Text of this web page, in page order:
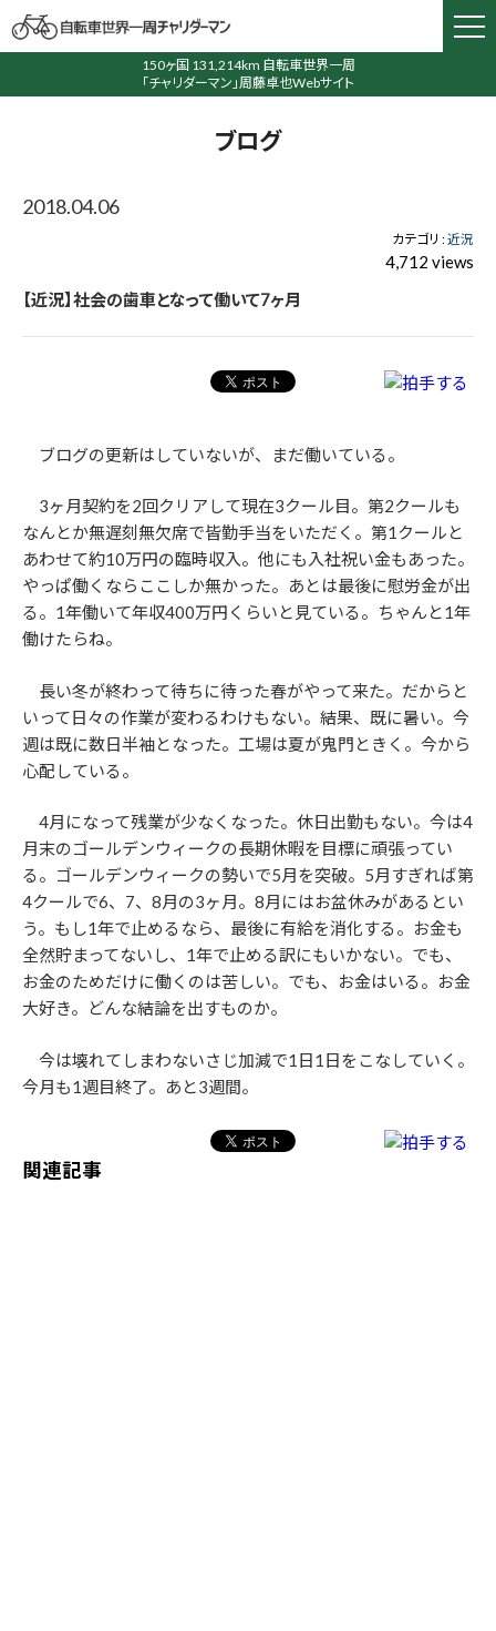
150ヶ国 131,214km 自転車世界一周
「チャリダーマン」周藤卓也Webサイト
ブログ
2018.04.06
カテゴリ :近況
4,712 views
【近況】社会の歯車となって働いて7ヶ月
ブログの更新はしていないが、まだ働いている。
3ヶ月契約を2回クリアして現在3クール目。第2クールも
なんとか無遅刻無欠席で皆勤手当をいただく。第1クールと
あわせて約10万円の臨時収入。他にも入社祝い金もあった。
やっぱ働くならここしか無かった。あとは最後に慰労金が出
る。1年働いて年収400万円くらいと見ている。ちゃんと1年
働けたらね。
長い冬が終わって待ちに待った春がやって来た。だからと
いって日々の作業が変わるわけもない。結果、既に暑い。今
週は既に数日半袖となった。工場は夏が鬼門ときく。今から
心配している。
4月になって残業が少なくなった。休日出勤もない。今は4
月末のゴールデンウィークの長期休暇を目標に頑張ってい
る。ゴールデンウィークの勢いで5月を突破。5月すぎれば第
4クールで6、7、8月の3ヶ月。8月にはお盆休みがあるとい
う。もし1年で止めるなら、最後に有給を消化する。お金も
全然貯まってないし、1年で止める訳にもいかない。でも、
お金のためだけに働くのは苦しい。でも、お金はいる。お金
大好き。どんな結論を出すものか。
今は壊れてしまわないさじ加減で1日1日をこなしていく。
今月も1週目終了。あと3週間。
関連記事